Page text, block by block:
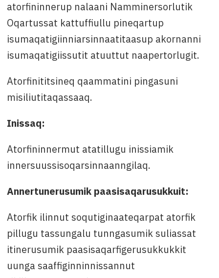
atorfininnerup nalaani Namminersorlutik
Oqartussat kattuffiullu pineqartup
isumaqatigiinniarsinnaatitaasup akornanni
isumaqatigiissutit atuuttut naapertorlugit.
Atorfinititsineq qaammatini pingasuni
misiliutitaqassaaq.
Inissaq:
Atorfininnermut atatillugu inissiamik
innersuussisoqarsinnaanngilaq.
Annertunerusumik paasisaqarusukkuit:
Atorfik ilinnut soqutiginaateqarpat atorfik
pillugu tassungalu tunngasumik suliassat
itinerusumik paasisaqarfigerusukkukkit
uunga saaffiginninnissannut